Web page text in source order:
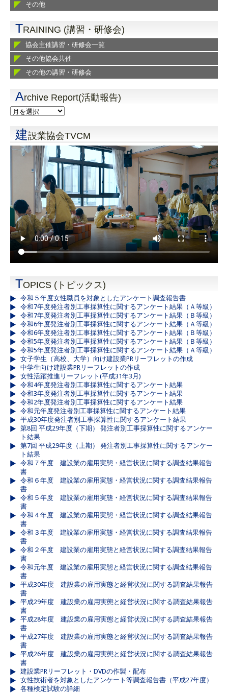
その他
TRAINING (講習・研修会)
協会主催講習・研修会一覧
その他協会共催
その他の講習・研修会
Archive Report(活動報告)
建設業協会TVCM
TOPICS (トピックス)
令和５年度女性職員を対象としたアンケート調査報告書
令和7年度発注者別工事採算性に関するアンケート結果（Ａ等級）
令和7年度発注者別工事採算性に関するアンケート結果（Ｂ等級）
令和6年度発注者別工事採算性に関するアンケート結果（Ａ等級）
令和6年度発注者別工事採算性に関するアンケート結果（Ｂ等級）
令和5年度発注者別工事採算性に関するアンケート結果（Ｂ等級）
令和5年度発注者別工事採算性に関するアンケート結果（Ａ等級）
女子学生（高校、大学）向け建設業PRリーフレットの作成
中学生向け建設業PRリーフレットの作成
女性活躍推進リーフレット(平成31年3月)
令和4年度発注者別工事採算性に関するアンケート結果
令和3年度発注者別工事採算性に関するアンケート結果
令和2年度発注者別工事採算性に関するアンケート結果
令和元年度発注者別工事採算性に関するアンケート結果
平成30年度発注者別工事採算性に関するアンケート結果
第8回 平成29年度（下期） 発注者別工事採算性に関するアンケー
ト結果
第7回 平成29年度（上期） 発注者別工事採算性に関するアンケー
ト結果
令和７年度 建設業の雇用実態・経営状況に関する調査結果報告
書
令和６年度 建設業の雇用実態・経営状況に関する調査結果報告
書
令和５年度 建設業の雇用実態・経営状況に関する調査結果報告
書
令和４年度 建設業の雇用実態・経営状況に関する調査結果報告
書
令和３年度 建設業の雇用実態・経営状況に関する調査結果報告
書
令和２年度 建設業の雇用実態と経営状況に関する調査結果報告
書
令和元年度 建設業の雇用実態と経営状況に関する調査結果報告
書
平成30年度 建設業の雇用実態と経営状況に関する調査結果報告
書
平成29年度 建設業の雇用実態と経営状況に関する調査結果報告
書
平成28年度 建設業の雇用実態と経営状況に関する調査結果報告
書
平成27年度 建設業の雇用実態と経営状況に関する調査結果報告
書
平成26年度 建設業の雇用実態と経営状況に関する調査結果報告
書
建設業PRリーフレット・DVDの作製・配布
女性技術者を対象としたアンケート等調査報告書（平成27年度）
各種検定試験の詳細